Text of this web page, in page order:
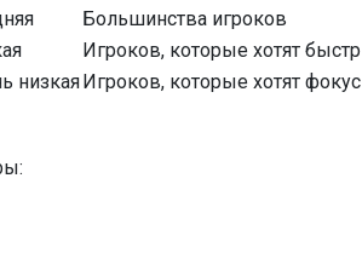
Большинства игроков
Игроков, которые хотят
низкаяИгроков, которые хотят